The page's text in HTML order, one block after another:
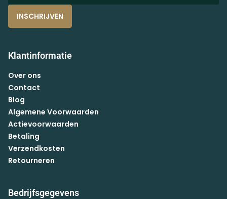
INSCHRIJVEN
Klantinformatie
Over ons
Contact
Blog
Algemene Voorwaarden
Actievoorwaarden
Betaling
Verzendkosten
Retourneren
Bedrijfsgegevens